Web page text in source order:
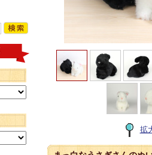
拡